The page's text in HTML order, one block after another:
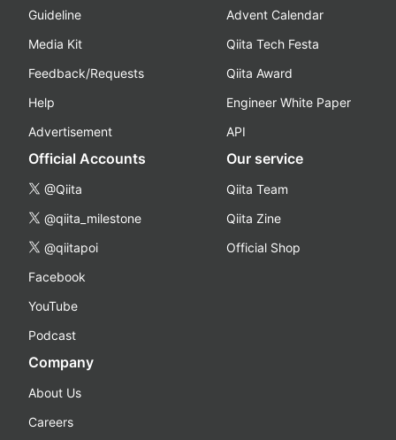
Guideline
Media Kit
Feedback/Requests
Help
Advertisement
Advent Calendar
Qiita Tech Festa
Qiita Award
Engineer White Paper
API
Official Accounts
@Qiita
@qiita_milestone
@qiitapoi
Facebook
YouTube
Podcast
Our service
Qiita Team
Qiita Zine
Official Shop
Company
About Us
Careers